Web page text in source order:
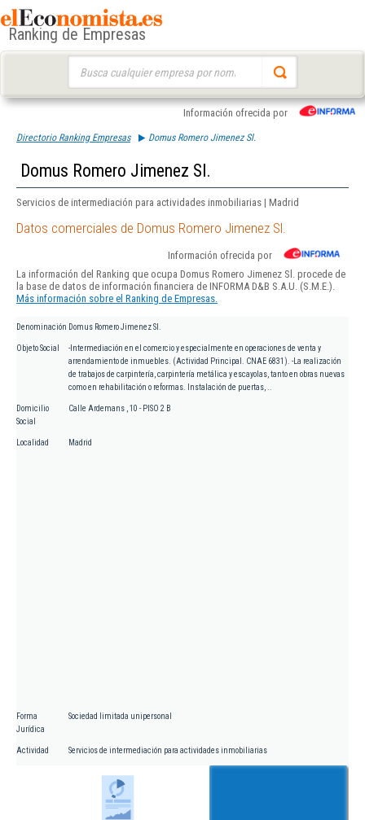
Ranking de Empresas
Información ofrecida por
Directorio Ranking Empresas Domus Romero Jimenez Sl.
Domus Romero Jimenez Sl.
Servicios de intermediación para actividades inmobiliarias | Madrid
Datos comerciales de Domus Romero Jimenez Sl.
Información ofrecida por
La información del Ranking que ocupa Domus Romero Jimenez Sl. procede de
la base de datos de información financiera de INFORMA D&B S.A.U. (S.M.E.).
Más información sobre el Ranking de Empresas.
Denominación Domus Romero Jimenez Sl.
Objeto Social
-Intermediación en el comercio y especialmente en operaciones de venta y
arrendamiento de inmuebles. (Actividad Principal. CNAE 6831). -La realización
de trabajos de carpintería, carpintería metálica y escayolas, tanto en obras nuevas
como en rehabilitación o reformas. Instalación de puertas, ..
Domicilio
Social
Calle Ardemans , 10 - PISO 2 B
Localidad Madrid
Forma
Jurídica
Sociedad limitada unipersonal
Actividad Servicios de intermediación para actividades inmobiliarias